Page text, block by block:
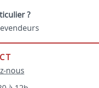
?
nous